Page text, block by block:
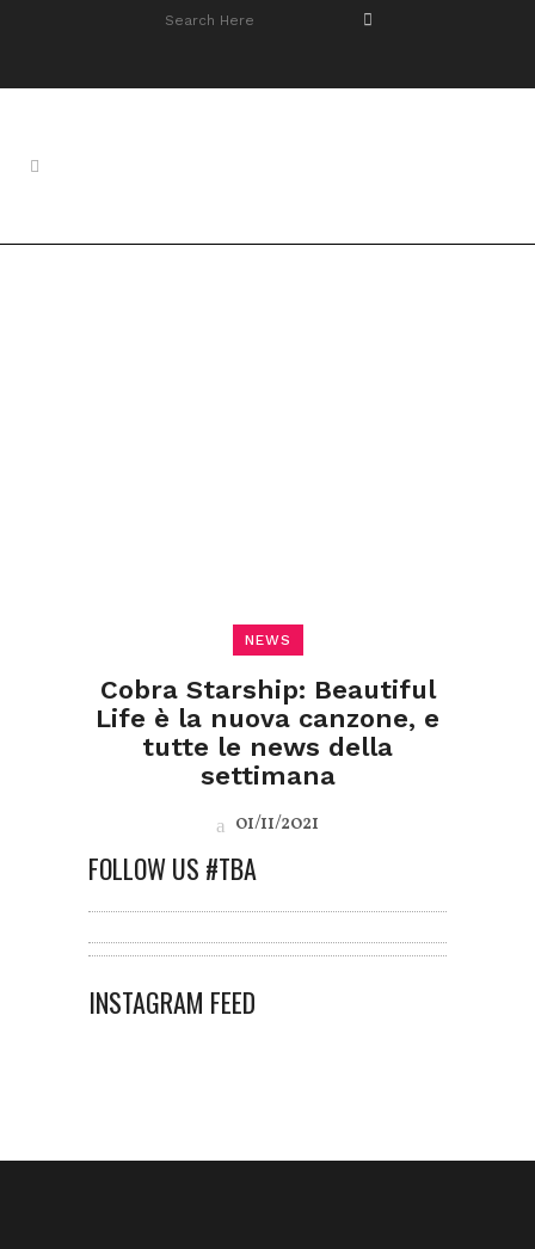
NEWS
Cobra Starship: Beautiful
Life è la nuova canzone, e
tutte le news della
settimana
01/11/2021
FOLLOW US #TBA
INSTAGRAM FEED